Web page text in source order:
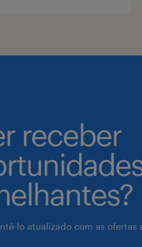
receber
lo atualizado com as ofertas